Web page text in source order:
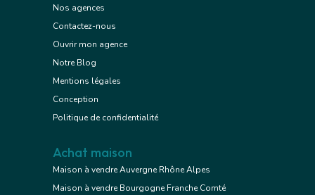
Nos agences
Contactez-nous
Ouvrir mon agence
Notre Blog
Mentions légales
Conception
Politique de confidentialité
Achat maison
Maison à vendre Auvergne Rhône Alpes
Maison à vendre Bourgogne Franche Comté